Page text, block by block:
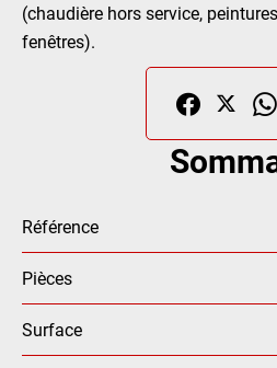
(chaudière hors service,
fenêtres).
Référence
Pièces
Surface